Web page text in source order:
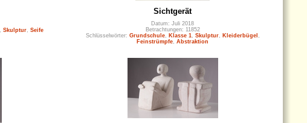
Skulptur Seife
Sichtgerät
Datum: Juli 2018
Betrachtungen: 11852
Schlüsselwörter: Grundschule, Klasse 1 Skulptur, Kleiderbügel
Feinstrümpfe Abstraktion